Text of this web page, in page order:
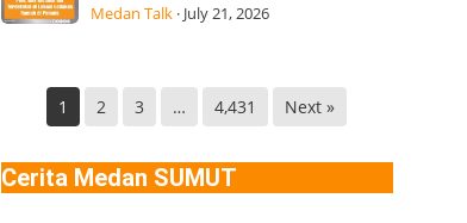
Kec.
Serdang
Tak
Ledakan
Rumah
Polonia
Medan Talk· July 21, 2026
1 2 3 … 4,431 Next »
Cerita Medan SUMUT